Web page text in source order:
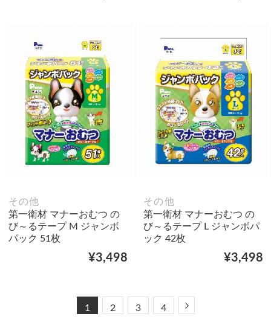
その他
第一衛材 マナーおむつ の
び～るテープ M ジャンボ
パック 51枚
¥3,498
その他
第一衛材 マナーおむつ の
び～るテープ L ジャンボパ
ック 42枚
¥3,498
1 2 3 4 Next